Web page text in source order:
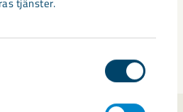
tjänster.